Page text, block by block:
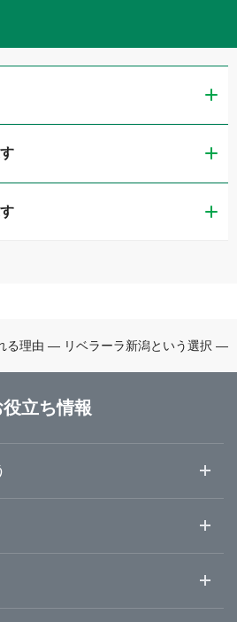
潟
る理由 ― リベラーラ新潟という選択 ―
役立ち情報
ド
バー